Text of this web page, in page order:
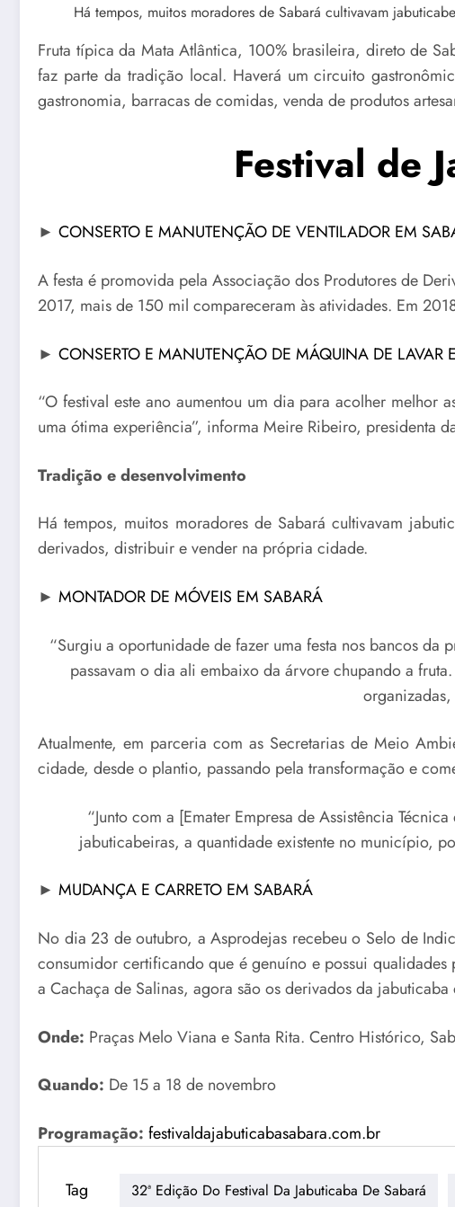
Há tempos, muitos moradores de Sabará cultivavam
Fruta típica da Mata Atlântica, 100% brasileira, direto de
faz parte da tradição local. Haverá um circuito
gastronomia, barracas de comidas, venda de produtos
Festival de
► CONSERTO E MANUTENÇÃO DE VENTILADOR EM
A festa é promovida pela Associação dos Produtores de
2017, mais de 150 mil compareceram às atividades. Em
► CONSERTO E MANUTENÇÃO DE MÁQUINA DE LAVAR
“O festival este ano aumentou um dia para acolher melhor
uma ótima experiência”, informa Meire Ribeiro, presidenta
Tradição e desenvolvimento
Há tempos, muitos moradores de Sabará cultivavam
derivados, distribuir e vender na própria cidade.
► MONTADOR DE MÓVEIS EM SABARÁ
“Surgiu a oportunidade de fazer uma festa nos bancos da
passavam o dia ali embaixo da árvore chupando a
Atualmente, em parceria com as Secretarias de Meio
cidade, desde o plantio, passando pela transformação e
“Junto com a [Emater Empresa de Assistência
jabuticabeiras, a quantidade existente no município,
► MUDANÇA E CARRETO EM SABARÁ
No dia 23 de outubro, a Asprodejas recebeu o Selo de
consumidor certificando que é genuíno e possui
a Cachaça de Salinas, agora são os derivados da
Onde: Praças Melo Viana e Santa Rita. Centro Histórico,
Quando: De 15 a 18 de novembro
Programação: festivaldajabuticabasabara.com.br
Tag 32ª Edição Do Festival Da Jabuticaba De Sabará